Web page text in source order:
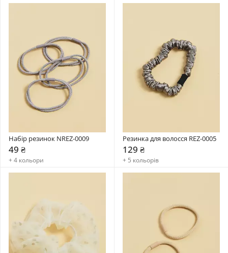
Набір резинок NREZ-0009
49 ₴
+ 4 кольори
Резинка для волосся REZ-0005
129 ₴
+ 5 кольорів